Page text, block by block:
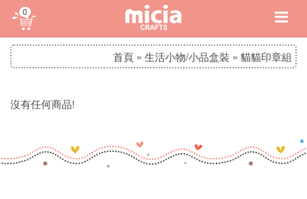
0
首頁 » 生活小物/小品盒裝 » 貓貓印章組
沒有任何商品!